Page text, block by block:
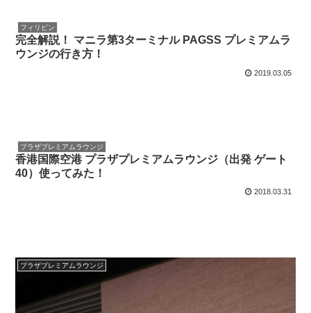
フィリピン
完全解説！ マニラ第3ターミナル PAGSS プレミアムラ
ウンジの行き方！
2019.03.05
プラザプレミアムラウンジ
香港国際空港 プラザプレミアムラウンジ（出発 ゲート
40）使ってみた！
2018.03.31
プラザプレミアムラウンジ